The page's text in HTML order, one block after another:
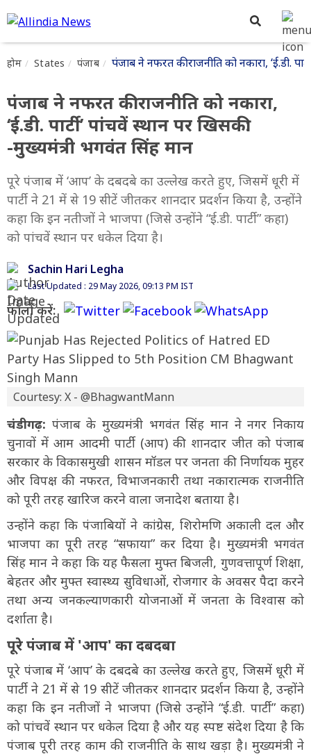
होम States पंजाब पंजाब ने नफरत की राजनीति को नकारा, ‘ई.डी.
पंजाब ने नफरत की राजनीति को नकारा,
‘ई.डी. पार्टी’ पांचवें स्थान पर खिसकी:
-मुख्यमंत्री भगवंत सिंह मान
पूरे पंजाब में ‘आप’ के दबदबे का उल्लेख करते हुए, जिसमें धूरी में
पार्टी ने 21 में से 19 सीटें जीतकर शानदार प्रदर्शन किया है, उन्होंने
कहा कि इन नतीजों ने भाजपा (जिसे उन्होंने “ई.डी. पार्टी” कहा)
को पांचवें स्थान पर धकेल दिया है।
Sachin Hari Legha
Last Updated : 29 May 2026, 09:13 PM IST
फॉलो करें:
Courtesy: X - @BhagwantMann
चंडीगढ़: पंजाब के मुख्यमंत्री भगवंत सिंह मान ने नगर निकाय
चुनावों में आम आदमी पार्टी (आप) की शानदार जीत को पंजाब
सरकार के विकासमुखी शासन मॉडल पर जनता की निर्णायक मुहर
और विपक्ष की नफरत, विभाजनकारी तथा नकारात्मक राजनीति
को पूरी तरह खारिज करने वाला जनादेश बताया है।
उन्होंने कहा कि पंजाबियों ने कांग्रेस, शिरोमणि अकाली दल और
भाजपा का पूरी तरह “सफाया” कर दिया है। मुख्यमंत्री भगवंत
सिंह मान ने कहा कि यह फैसला मुफ्त बिजली, गुणवत्तापूर्ण शिक्षा,
बेहतर और मुफ्त स्वास्थ्य सुविधाओं, रोजगार के अवसर पैदा करने
तथा अन्य जनकल्याणकारी योजनाओं में जनता के विश्वास को
दर्शाता है।
पूरे पंजाब में 'आप' का दबदबा
पूरे पंजाब में ‘आप’ के दबदबे का उल्लेख करते हुए, जिसमें धूरी में
पार्टी ने 21 में से 19 सीटें जीतकर शानदार प्रदर्शन किया है, उन्होंने
कहा कि इन नतीजों ने भाजपा (जिसे उन्होंने “ई.डी. पार्टी” कहा)
को पांचवें स्थान पर धकेल दिया है और यह स्पष्ट संदेश दिया है कि
पंजाब पूरी तरह काम की राजनीति के साथ खड़ा है। मुख्यमंत्री ने